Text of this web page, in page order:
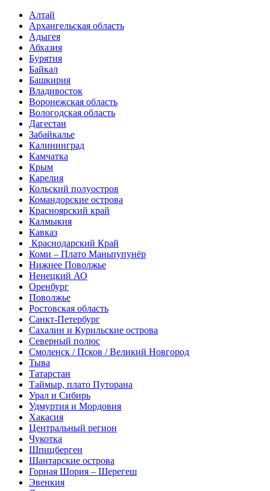
Алтай
Архангельская область
Адыгея
Абхазия
Бурятия
Байкал
Башкирия
Владивосток
Воронежская область
Вологодская область
Дагестан
Забайкалье
Калининград
Камчатка
Крым
Карелия
Кольский полуостров
Командорские острова
Красноярский край
Калмыкия
Кавказ
Краснодарский Край
Коми – Плато Маньпупунёр
Нижнее Поволжье
Ненецкий АО
Оренбург
Поволжье
Ростовская область
Санкт-Петербург
Сахалин и Курильские острова
Северный полюс
Смоленск / Псков / Великий Новгород
Тыва
Татарстан
Таймыр, плато Путорана
Урал и Сибирь
Удмуртия и Мордовия
Хакасия
Центральный регион
Чукотка
Шпицберген
Шантарские острова
Горная Шория – Шерегеш
Эвенкия